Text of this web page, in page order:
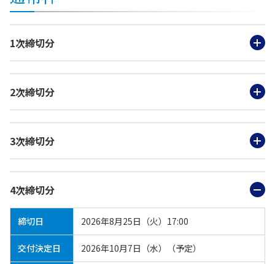
1次締切分
2次締切分
3次締切分
4次締切分
締切日 2026年8月25日（火）17:00
交付決定日 2026年10月7日（水）（予定）